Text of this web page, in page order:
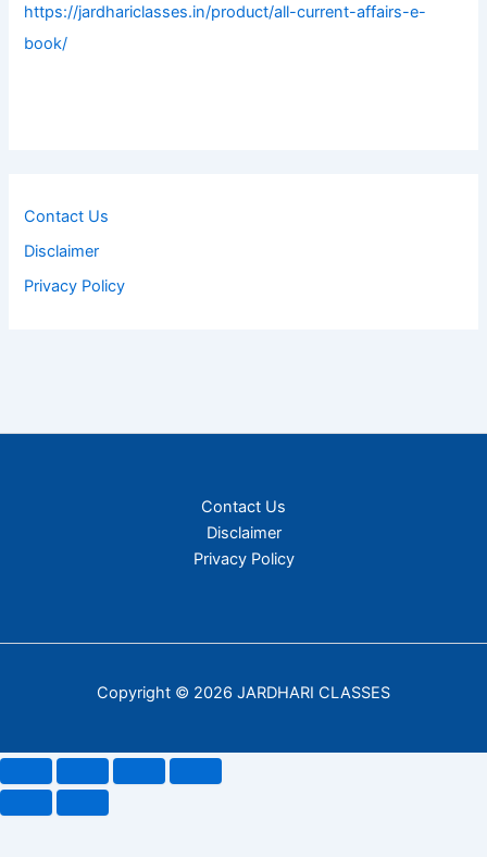
https://jardhariclasses.in/product/all-current-affairs-e-
book/
Contact Us
Disclaimer
Privacy Policy
Contact Us
Disclaimer
Privacy Policy
Copyright © 2026 JARDHARI CLASSES